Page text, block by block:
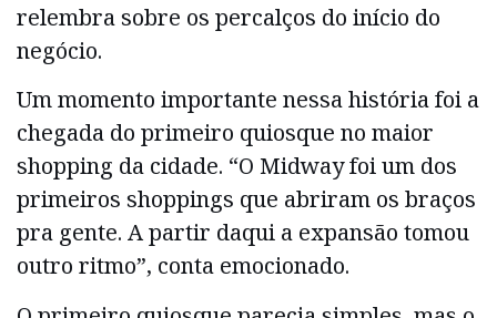
relembra sobre os percalços do início do
negócio.
Um momento importante nessa história foi a
chegada do primeiro quiosque no maior
shopping da cidade. “O Midway foi um dos
primeiros shoppings que abriram os braços
pra gente. A partir daqui a expansão tomou
outro ritmo”, conta emocionado.